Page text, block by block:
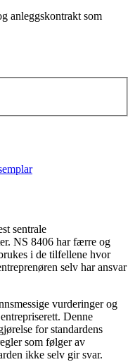
anleggskontrakt som
sentrale
NS 8406 har færre og
i de tilfellene hvor
selv har ansvar
vurderinger og
Denne
for standardens
som følger av
ikke selv gir svar.